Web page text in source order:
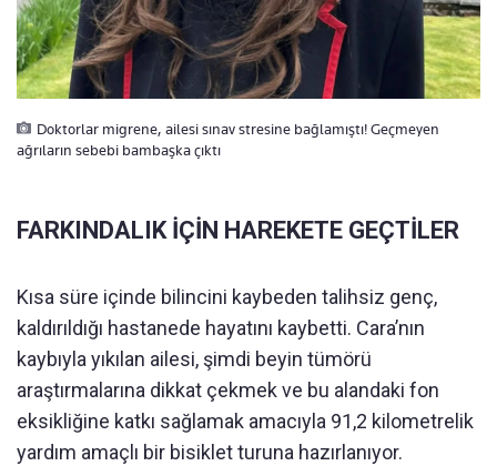
Doktorlar migrene, ailesi sınav stresine bağlamıştı! Geçmeyen
ağrıların sebebi bambaşka çıktı
FARKINDALIK İÇİN HAREKETE GEÇTİLER
Kısa süre içinde bilincini kaybeden talihsiz genç,
kaldırıldığı hastanede hayatını kaybetti. Cara’nın
kaybıyla yıkılan ailesi, şimdi beyin tümörü
araştırmalarına dikkat çekmek ve bu alandaki fon
eksikliğine katkı sağlamak amacıyla 91,2 kilometrelik
yardım amaçlı bir bisiklet turuna hazırlanıyor.